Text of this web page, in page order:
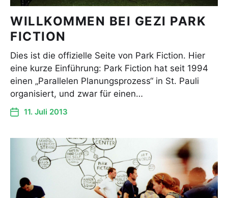
WILLKOMMEN BEI GEZI PARK
FICTION
Dies ist die offizielle Seite von Park Fiction. Hier
eine kurze Einführung: Park Fiction hat seit 1994
einen „Parallelen Planungsprozess“ in St. Pauli
organisiert, und zwar für einen…
11. Juli 2013